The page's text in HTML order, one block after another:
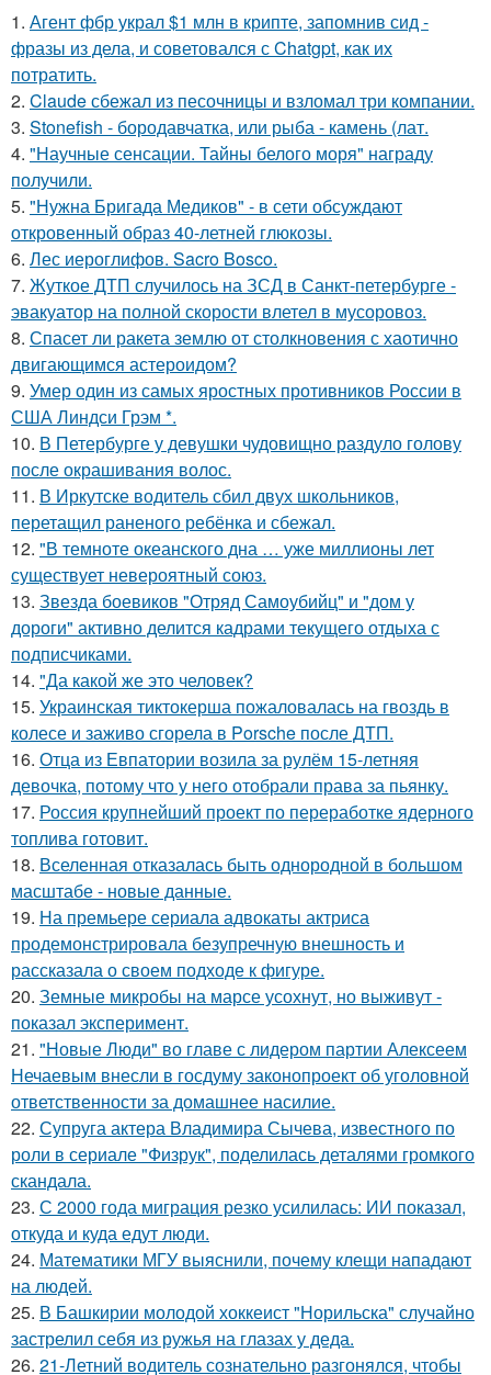
1. Агент фбр украл $1 млн в крипте, запомнив сид -
фразы из дела, и советовался с Chatgpt, как их
потратить.
2. Claude сбежал из песочницы и взломал три компании.
3. Stonefish - бородавчатка, или рыба - камень (лат.
4. "Научные сенсации. Тайны белого моря" награду
получили.
5. "Нужна Бригада Медиков" - в сети обсуждают
откровенный образ 40-летней глюкозы.
6. Лес иероглифов. Sacro Bosco.
7. Жуткое ДТП случилось на ЗСД в Санкт-петербурге -
эвакуатор на полной скорости влетел в мусоровоз.
8. Спасет ли ракета землю от столкновения с хаотично
двигающимся астероидом?
9. Умер один из самых яростных противников России в
США Линдси Грэм *.
10. В Петербурге у девушки чудовищно раздуло голову
после окрашивания волос.
11. В Иркутске водитель сбил двух школьников,
перетащил раненого ребёнка и сбежал.
12. "В темноте океанского дна … уже миллионы лет
существует невероятный союз.
13. Звезда боевиков "Отряд Самоубийц" и "дом у
дороги" активно делится кадрами текущего отдыха с
подписчиками.
14. "Да какой же это человек?
15. Украинская тиктокерша пожаловалась на гвоздь в
колесе и заживо сгорела в Porsche после ДТП.
16. Отца из Евпатории возила за рулём 15-летняя
девочка, потому что у него отобрали права за пьянку.
17. Россия крупнейший проект по переработке ядерного
топлива готовит.
18. Вселенная отказалась быть однородной в большом
масштабе - новые данные.
19. На премьере сериала адвокаты актриса
продемонстрировала безупречную внешность и
рассказала о своем подходе к фигуре.
20. Земные микробы на марсе усохнут, но выживут -
показал эксперимент.
21. "Новые Люди" во главе с лидером партии Алексеем
Нечаевым внесли в госдуму законопроект об уголовной
ответственности за домашнее насилие.
22. Супруга актера Владимира Сычева, известного по
роли в сериале "Физрук", поделилась деталями громкого
скандала.
23. С 2000 года миграция резко усилилась: ИИ показал,
откуда и куда едут люди.
24. Математики МГУ выяснили, почему клещи нападают
на людей.
25. В Башкирии молодой хоккеист "Норильска" случайно
застрелил себя из ружья на глазах у деда.
26. 21-Летний водитель сознательно разгонялся, чтобы